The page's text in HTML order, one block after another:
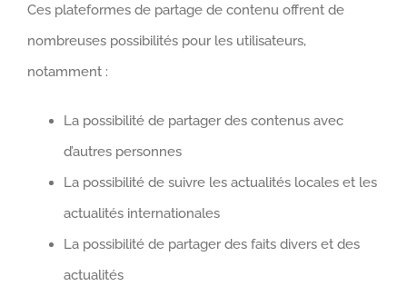
Ces plateformes de partage de contenu offrent de
nombreuses possibilités pour les utilisateurs,
notamment :
La possibilité de partager des contenus avec
d’autres personnes
La possibilité de suivre les actualités locales et les
actualités internationales
La possibilité de partager des faits divers et des
actualités